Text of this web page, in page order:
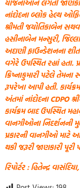
યોજનાઓને લગતી
નાંદોદના બ્લોક હેલ્થ
શ્રીમતી જયોતિકાબેન
હસીનાબેન મન્સુરી, જિલ્લા
અદાણી ફાઉન્ડેશનના
વગેરે ઉપસ્થિત રહ્યાં હતા.
ક્રિષ્નાકુમારી પટેલે
રૂપરેખા આપી હતી.
અંતમાં નાંદોદના CDPO
કાર્યક્રમ બાદ ઉપસ્થિત
વાનગીઓના નિદર્શનની
પ્રકારની વાનગીઓ
થકી જરૂરી જાણકારી પૂરી
રિપોર્ટર : હિતેન્દ્ર